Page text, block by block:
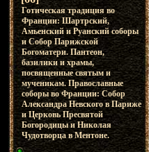
Готическая традиция во
Франции: Шартрский,
Амьенский и Руанский соборы
и Собор Парижской
Богоматери. Пантеон,
базилики и храмы,
посвященные святым и
мученикам. Православные
соборы во Франции: Собор
Александра Невского в Париже
и Церковь Пресвятой
Богородицы и Николая
Чудотворца в Ментоне.